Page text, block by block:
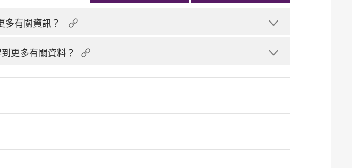
多有關資訊？
更多有關資料？